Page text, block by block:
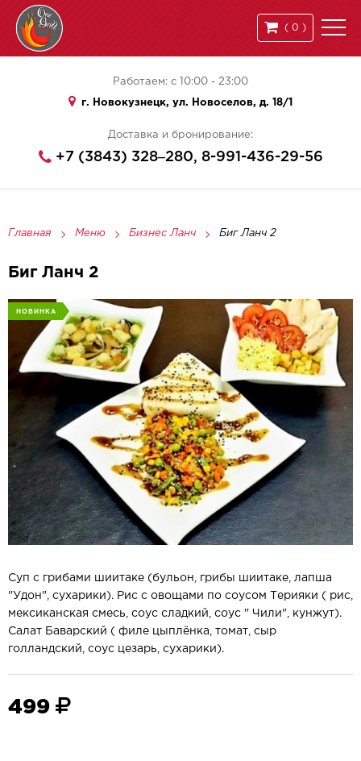
Работаем: с 10:00 - 23:00
г. Новокузнецк, ул. Новоселов, д. 18/1
Доставка и бронирование:
+7 (3843) 328‒280, 8-991-436-29-56
( 0 )
Главная Меню Бизнес Ланч Биг Ланч 2
Биг Ланч 2
НОВИНКА
Суп с грибами шиитаке (бульон, грибы шиитаке, лапша
"Удон", сухарики). Рис с овощами по соусом Терияки ( рис,
мексиканская смесь, соус сладкий, соус " Чили", кунжут).
Салат Баварский ( филе цыплёнка, томат, сыр
голландский, соус цезарь, сухарики).
499